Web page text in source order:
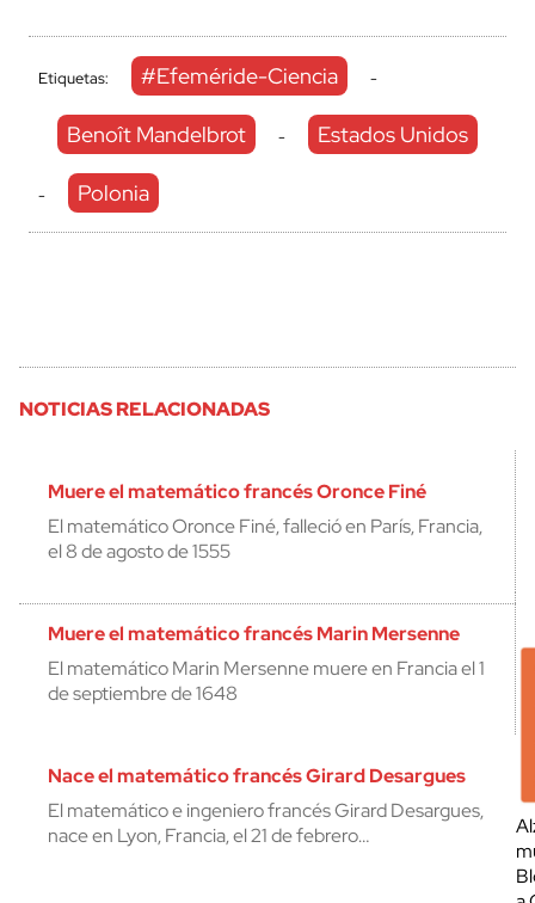
Etiquetas: #Efeméride-Ciencia -
Benoît Mandelbrot - Estados Unidos
- Polonia
NOTICIAS RELACIONADAS
Muere el matemático francés Oronce Finé
El matemático Oronce Finé, falleció en París, Francia,
el 8 de agosto de 1555
Muere el matemático francés Marin Mersenne
El matemático Marin Mersenne muere en Francia el 1
de septiembre de 1648
Nace el matemático francés Girard Desargues
El matemático e ingeniero francés Girard Desargues,
nace en Lyon, Francia, el 21 de febrero…